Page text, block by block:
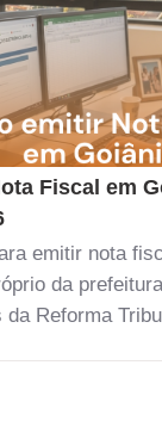
Fiscal em
emitir nota
da
da Reforma